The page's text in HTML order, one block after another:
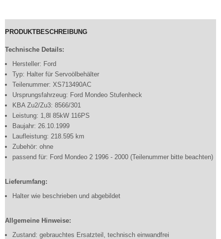
PRODUKTBESCHREIBUNG
Technische Details:
Hersteller: Ford
Typ: Halter für Servoölbehälter
Teilenummer: XS713490AC
Ursprungsfahrzeug: Ford Mondeo Stufenheck
KBA Zu2/Zu3: 8566/301
Leistung: 1,8l 85kW 116PS
Baujahr: 26.10.1999
Laufleistung: 218.595 km
Zubehör: ohne
passend für: Ford Mondeo 2 1996 - 2000 (Teilenummer bitte beachten)
Lieferumfang:
Halter wie beschrieben und abgebildet
Allgemeine Hinweise:
Zustand: gebrauchtes Ersatzteil, technisch einwandfrei